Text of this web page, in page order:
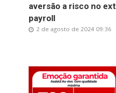
aversão a risco no
payroll
2 de agosto de 2024 09:36